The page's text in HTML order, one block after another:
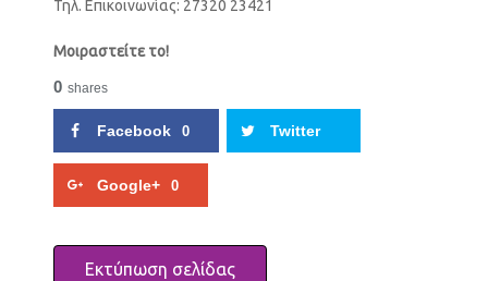
Τηλ. Επικοινωνίας: 27320 23421
Μοιραστείτε το!
0 shares
Facebook 0 Twitter
Google+ 0
Εκτύπωση σελίδας